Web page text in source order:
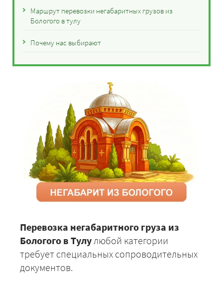
Маршрут перевозки негабаритных грузов из
Бологого в тулу
Почему нас выбирают
Перевозка негабаритного груза из
Бологого в Тулулюбой категории
требует специальных сопроводительных
документов.